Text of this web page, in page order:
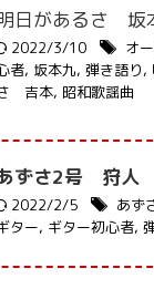
日があるさ 坂
2022/3/10 オ
者, 坂本九, 弾き語り,
吉本, 昭和歌謡曲
ずさ2号 狩人
2022/2/5 あず
ター, ギター初心者,